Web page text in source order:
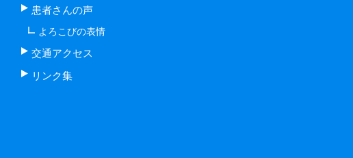
患者さんの声
よろこびの表情
交通アクセス
リンク集